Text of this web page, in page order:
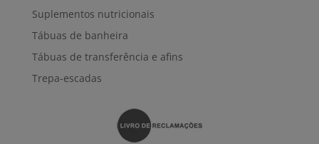
Suplementos nutricionais
Tábuas de banheira
Tábuas de transferência e afins
Trepa-escadas